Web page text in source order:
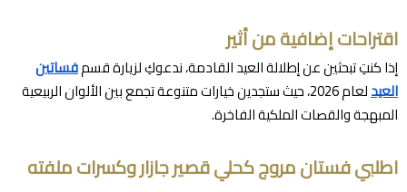
اقتراحات إضافية من أثير
إذا كنتِ تبحثين عن إطلالة العيد القادمة، ندعوكِ لزيارة قسمفساتين
العيد
لعام 2026، حيث ستجدين خيارات متنوعة تجمع بين الألوان الربيعية
المبهجة والقصات الملكية الفاخرة.
اطلبي فستان مروج كحلي قصير جازار وكسرات ملفته